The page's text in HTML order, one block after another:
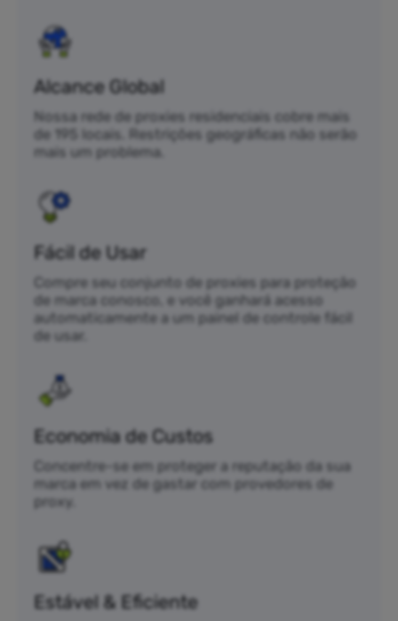
Alcance Global
Nossa rede de proxies residenciais cobre mais
de 195 locais. Restrições geográficas não serão
mais um problema.
Fácil de Usar
Compre seu conjunto de proxies para proteção
de marca conosco, e você ganhará acesso
automaticamente a um painel de controle fácil
de usar.
Economia de Custos
Concentre-se em proteger a reputação da sua
marca em vez de gastar com provedores de
proxy.
Estável & Eficiente